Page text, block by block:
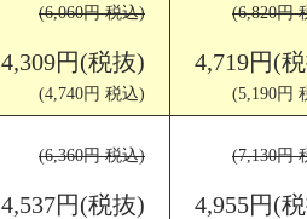
(6,060円 税込)
4,309円(税抜)
(4,740円 税込)
(6,820円
4,719円(
(5,190円
(6,360円 税込)
4,537円(税抜)
(7,130円
4,955円(